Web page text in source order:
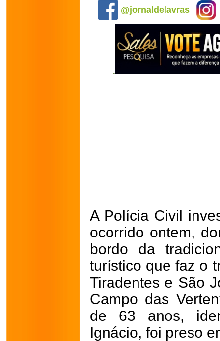
@jornaldelavras
A Polícia Civil
ocorrido ontem,
bordo da
turístico que faz o
Tiradentes e São
Campo das
de 63 anos,
Ignácio, foi preso